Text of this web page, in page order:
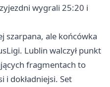
wygrali 25:20 i
szarpana, ale końcówka
Lublin walczył punkt
fragmentach to
i dokładniejsi. Set